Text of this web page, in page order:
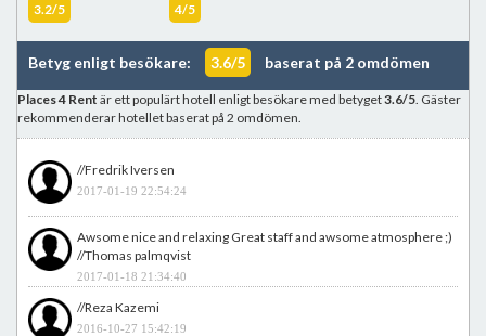
3.2/5 4/5
Betyg enligt besökare: 3.6/5 baserat på 2 omdömen
Places 4 Rent är ett populärt hotell enligt besökare med betyget3.6/5. Gäster
rekommenderar hotellet baserat på 2 omdömen.
//Fredrik Iversen
2017-01-19 22:54:24
Awsome nice and relaxing Great staff and awsome atmosphere ;)
//Thomas palmqvist
2017-01-18 21:34:40
//Reza Kazemi
2016-10-27 15:42:19